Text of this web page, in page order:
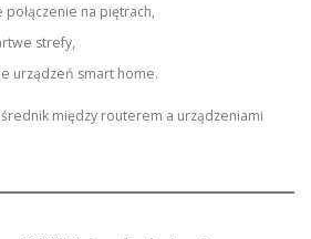
na piętrach,
strefy,
urządzeń smart home.
między routerem a urządzeniami